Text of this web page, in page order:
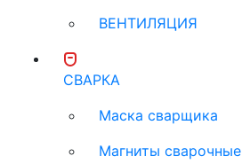
ВЕНТИЛЯЦИЯ
СВАРКА
Маска сварщика
Магниты сварочные